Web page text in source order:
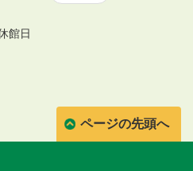
ページの先頭へ